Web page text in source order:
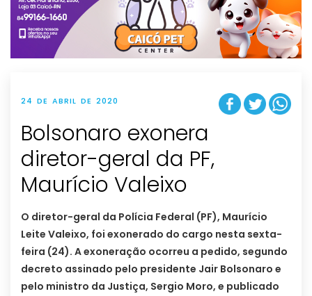
t
i
o
n
24 DE ABRIL DE 2020
Bolsonaro exonera
diretor-geral da PF,
Maurício Valeixo
O diretor-geral da Polícia Federal (PF), Maurício
Leite Valeixo, foi exonerado do cargo nesta sexta-
feira (24). A exoneração ocorreu a pedido, segundo
decreto assinado pelo presidente Jair Bolsonaro e
pelo ministro da Justiça, Sergio Moro, e publicado